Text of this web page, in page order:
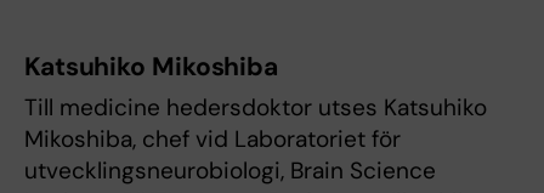
Katsuhiko Mikoshiba
Till medicine hedersdoktor utses Katsuhiko
Mikoshiba, chef vid Laboratoriet för
utvecklingsneurobiologi, Brain Science